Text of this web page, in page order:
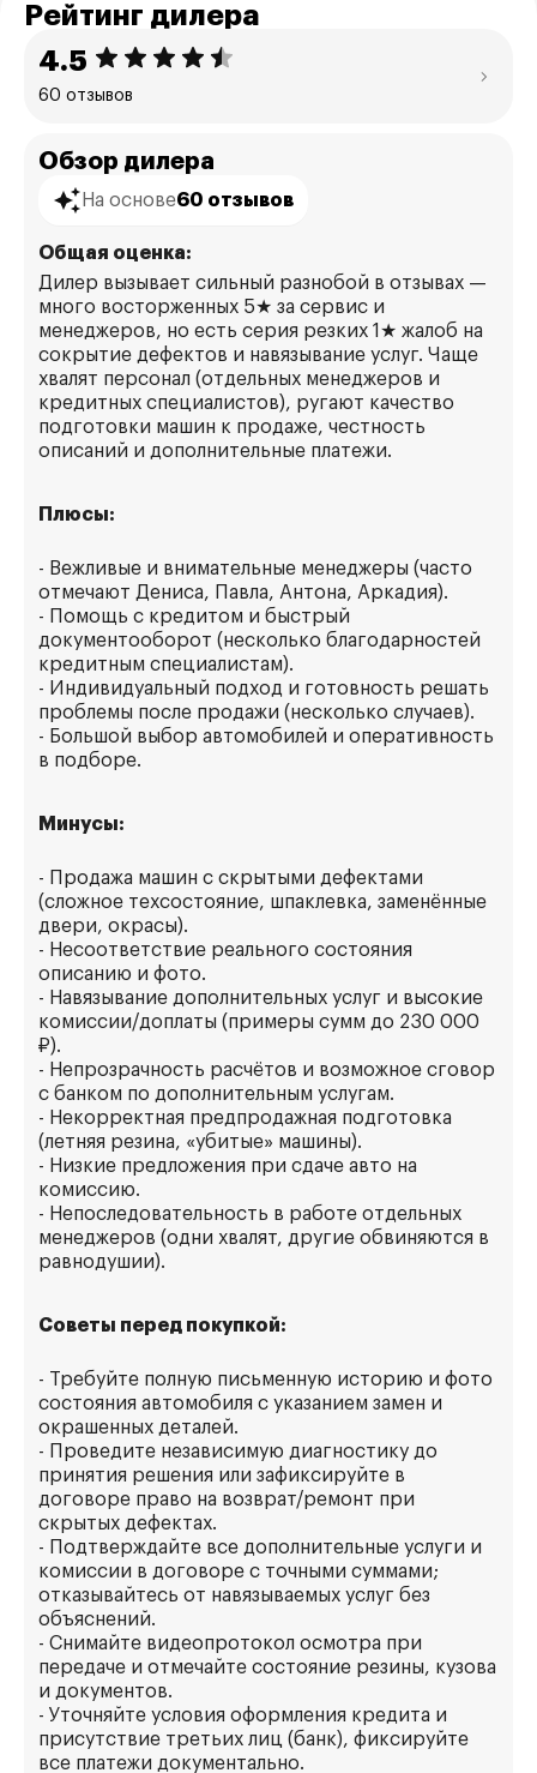
Рейтинг дилера
4.5
60 отзывов
Обзор дилера
На основе60 отзывов
Общая оценка:
Дилер вызывает сильный разнобой в отзывах —
много восторженных 5★ за сервис и
менеджеров, но есть серия резких 1★ жалоб на
сокрытие дефектов и навязывание услуг. Чаще
хвалят персонал (отдельных менеджеров и
кредитных специалистов), ругают качество
подготовки машин к продаже, честность
описаний и дополнительные платежи.
Плюсы:
- Вежливые и внимательные менеджеры (часто
отмечают Дениса, Павла, Антона, Аркадия).
- Помощь с кредитом и быстрый
документооборот (несколько благодарностей
кредитным специалистам).
- Индивидуальный подход и готовность решать
проблемы после продажи (несколько случаев).
- Большой выбор автомобилей и оперативность
в подборе.
Минусы:
- Продажа машин с скрытыми дефектами
(сложное техсостояние, шпаклевка, заменённые
двери, окрасы).
- Несоответствие реального состояния
описанию и фото.
- Навязывание дополнительных услуг и высокие
комиссии/доплаты (примеры сумм до 230 000
₽).
- Непрозрачность расчётов и возможное сговор
с банком по дополнительным услугам.
- Некорректная предпродажная подготовка
(летняя резина, «убитые» машины).
- Низкие предложения при сдаче авто на
комиссию.
- Непоследовательность в работе отдельных
менеджеров (одни хвалят, другие обвиняются в
равнодушии).
Советы перед покупкой:
- Требуйте полную письменную историю и фото
состояния автомобиля с указанием замен и
окрашенных деталей.
- Проведите независимую диагностику до
принятия решения или зафиксируйте в
договоре право на возврат/ремонт при
скрытых дефектах.
- Подтверждайте все дополнительные услуги и
комиссии в договоре с точными суммами;
отказывайтесь от навязываемых услуг без
объяснений.
- Снимайте видеопротокол осмотра при
передаче и отмечайте состояние резины, кузова
и документов.
- Уточняйте условия оформления кредита и
присутствие третьих лиц (банк), фиксируйте
все платежи документально.